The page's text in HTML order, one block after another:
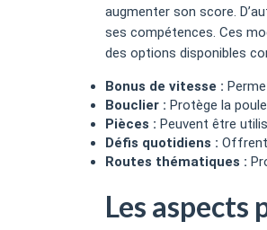
augmenter son score.
ses compétences. Ces
des options disponibles
Bonus de vitesse :
Bouclier : Protège la
Pièces : Peuvent être
Défis quotidiens :
Routes thématiques :
Les aspects